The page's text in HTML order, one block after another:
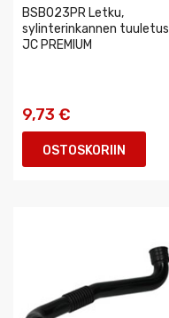
BSB023PR Letku,
sylinterinkannen tuuletus
JC PREMIUM
9,73 €
OSTOSKORIIN